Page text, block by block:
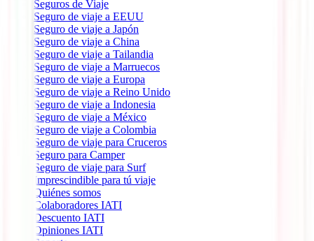
Seguros de Viaje
Seguro de viaje a EEUU
Seguro de viaje a Japón
Seguro de viaje a China
Seguro de viaje a Tailandia
Seguro de viaje a Marruecos
Seguro de viaje a Europa
Seguro de viaje a Reino Unido
Seguro de viaje a Indonesia
Seguro de viaje a México
Seguro de viaje a Colombia
Seguro de viaje para Cruceros
Seguro para Camper
Seguro de viaje para Surf
Imprescindible para tú viaje
Quiénes somos
Colaboradores IATI
Descuento IATI
Opiniones IATI